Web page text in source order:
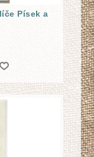
Písek a